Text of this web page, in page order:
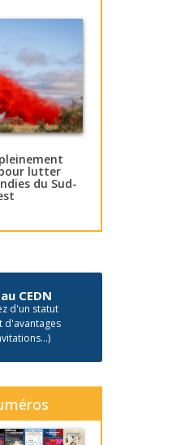
lutter
du Sud-
CEDN
d'un statut
d'avantages